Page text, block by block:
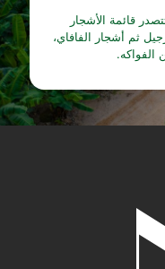
قائمة الأشجار
ثم أشجار الفافاي،
الفواكه.